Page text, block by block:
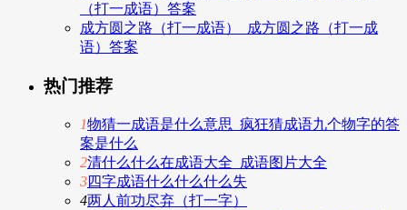
（打一成语）答案
成方圆之路（打一成语）_成方圆之路（打一成
语）答案
热门推荐
1物猜一成语是什么意思_疯狂猜成语九个物字的答
案是什么
2清什么什么在成语大全_成语图片大全
3四字成语什么什么什么失
4两人前功尽弃（打一字）